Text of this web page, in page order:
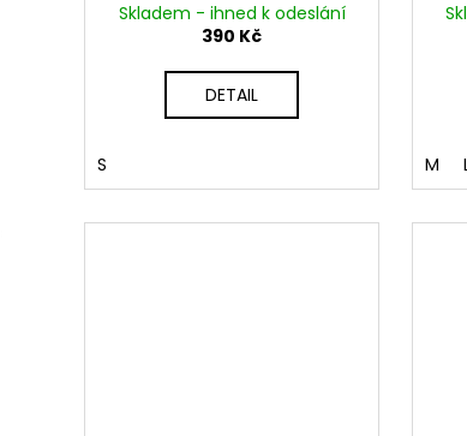
Skladem - ihned k odeslání
390 Kč
DETAIL
S M